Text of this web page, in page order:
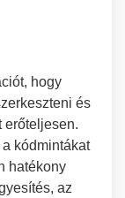
hogy
és
erőteljesen.
kódmintákat
hatékony
az